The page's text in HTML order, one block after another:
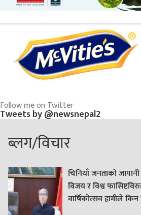
Follow me on Twitter
Tweets by @newsnepal2
ब्लग/विचार
चिनियाँ जनताको
विजय र विश्व
वार्षिकोत्सव हामीले